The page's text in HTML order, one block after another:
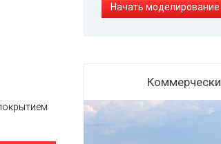
Начать моделирование